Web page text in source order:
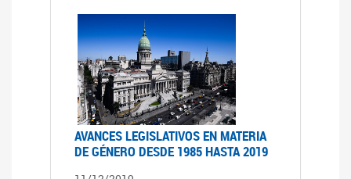
AVANCES LEGISLATIVOS EN MATERIA
DE GÉNERO DESDE 1985 HASTA 2019